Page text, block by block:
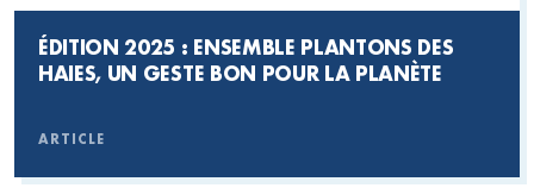
ÉDITION 2025 : ENSEMBLE PLANTONS DES
HAIES, UN GESTE BON POUR LA PLANÈTE
ARTICLE